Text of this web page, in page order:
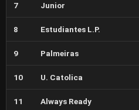
7 Junior
8 Estudiantes L.P.
9 Palmeiras
10 U. Catolica
11 Always Ready